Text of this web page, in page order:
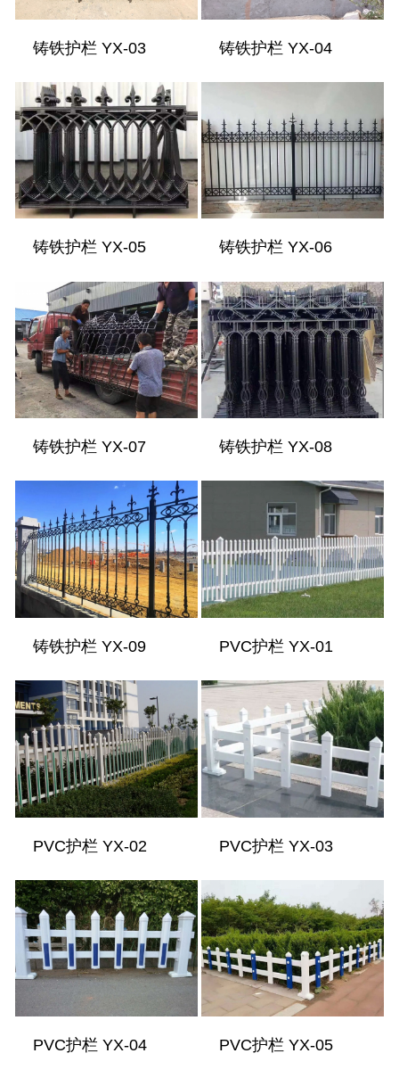
铸铁护栏 YX-03 铸铁护栏 YX-04
铸铁护栏 YX-05 铸铁护栏 YX-06
铸铁护栏 YX-07 铸铁护栏 YX-08
铸铁护栏 YX-09 PVC护栏 YX-01
PVC护栏 YX-02 PVC护栏 YX-03
PVC护栏 YX-04 PVC护栏 YX-05